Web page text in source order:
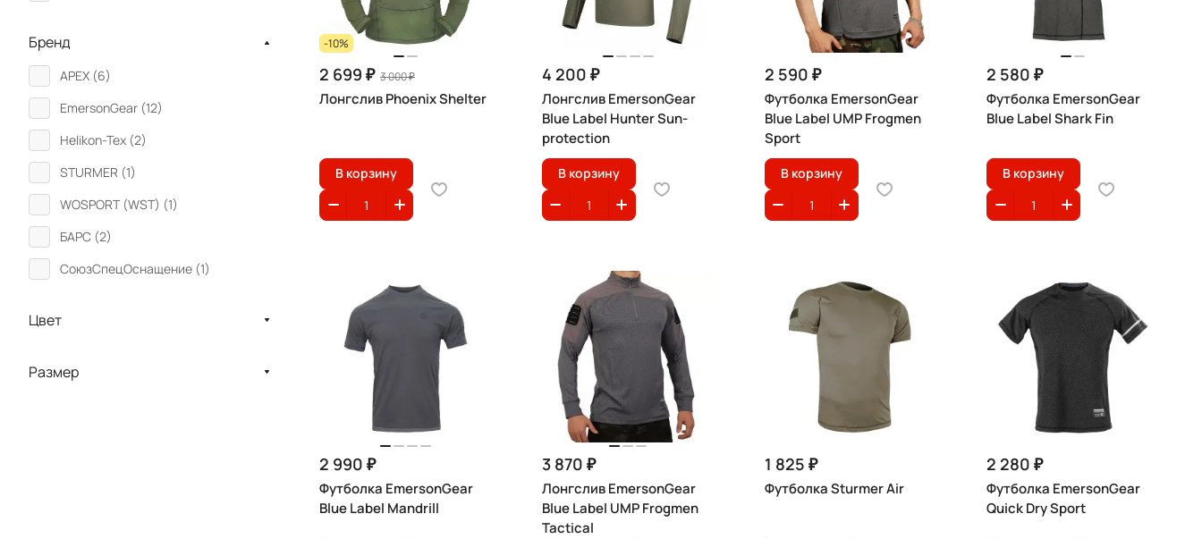
-10%
2 699 ₽ 3 000 ₽
Лонгслив Phoenix Shelter
В корзину
4 200 ₽
Лонгслив EmersonGear
Blue Label Hunter Sun-
protection
В корзину
2 590 ₽
Футболка EmersonGear
Blue Label UMP Frogmen
Sport
В корзину
2 580 ₽
Футболка EmersonGear
Blue Label Shark Fin
В корзину
2 990 ₽
Футболка EmersonGear
Blue Label Mandrill
3 870 ₽
Лонгслив EmersonGear
Blue Label UMP Frogmen
Tactical
1 825 ₽
Футболка Sturmer Air
2 280 ₽
Футболка EmersonGear
Quick Dry Sport
Бренд
APEX (6)
EmersonGear (12)
Helikon-Tex (2)
STURMER (1)
WOSPORT (WST) (1)
БАРС (2)
СоюзСпецОснащение (1)
Цвет
Размер